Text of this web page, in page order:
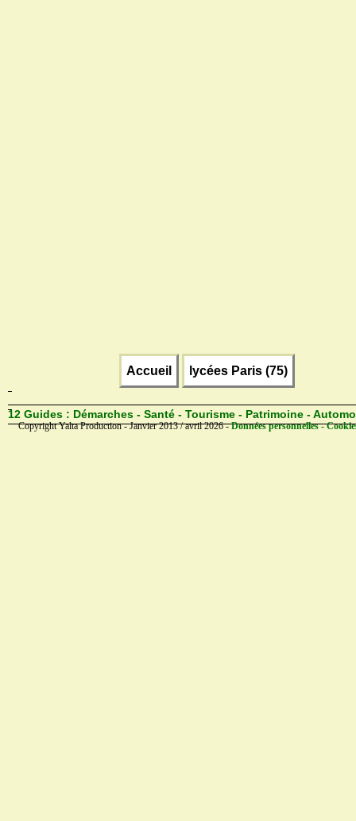
Accueil lycées Paris (75)
12 Guides : Démarches - Santé - Tourisme - Patrimoine -
Copyright Yalta Production - Janvier 2013 / avril 2026 -Données personnelles -